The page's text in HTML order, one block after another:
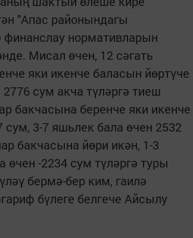
"Апас районындагы
нормативларын
Мисал өчен, 12 сәгать
яки икенче баласын йөртүче
сум акча түләргә тиеш
бакчасына беренче яки икенче
сум, 3-7 яшьлек бала өчен 2532
бакчасына йөри икән, 1-3
өчен -2234 сум түләргә туры
бермә-бер ким, гаилә
бүлеге белгече Айсылу